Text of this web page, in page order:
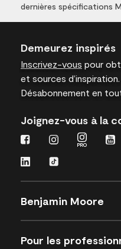
dernières spécifications
Demeurez inspirés
Inscrivez-vous pour
et sources d’inspiration.
Désabonnement en
Joignez-vous à la
Benjamin Moore
Pour les